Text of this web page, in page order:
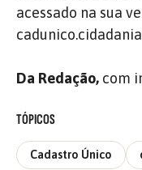
acessado na sua
Da Redação, com
TÓPICOS
Cadastro Único